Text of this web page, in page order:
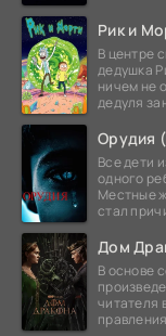
Рик и
В центре
дедушка
ничем не
дедуля
Орудия
Все дети
одного
Местные
стал
Дом
В основе
читателя